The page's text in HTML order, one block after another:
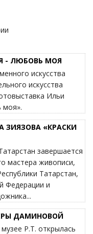
- ЛЮБОВЬ МОЯ
искусства
искусства
Ильи
моя».
ЗИЯЗОВА «КРАСКИ
завершается
мастера живописи,
Татарстан,
Федерации и
ДАМИНОВОЙ
Р.Т. открылась